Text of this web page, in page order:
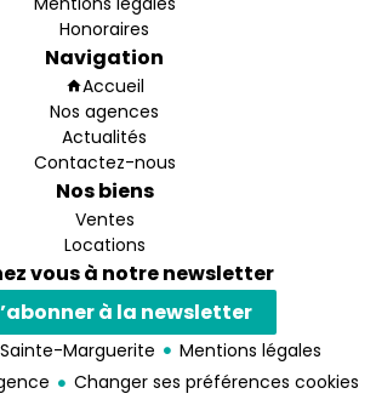
Honoraires
Navigation
Accueil
Nos agences
Actualités
Contactez-nous
Nos biens
Ventes
Locations
vous à notre newsletter
à la newsletter
Marguerite
Mentions légales
Changer ses préférences cookies